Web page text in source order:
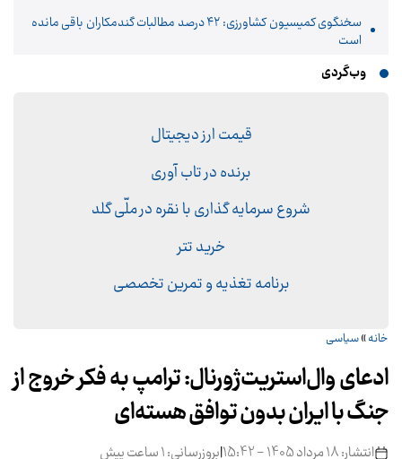
سخنگوی کمیسیون کشاورزی: ۴۲ درصد مطالبات گندمکاران باقی مانده
است
وب‌گردی
قیمت ارز دیجیتال
برنده در تاب آوری
شروع سرمایه گذاری با نقره در ملّی گلد
خرید تتر
برنامه تغذیه و تمرین تخصصی